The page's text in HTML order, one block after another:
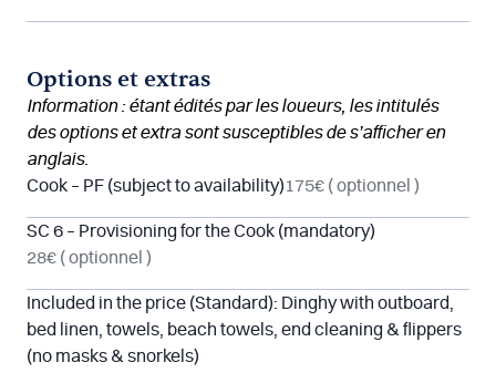
Options et extras
Information : étant édités par les loueurs, les intitulés
des options et extra sont susceptibles de s’afficher en
anglais.
Cook – PF (subject to availability)175€ ( optionnel )
SC 6 – Provisioning for the Cook (mandatory)
28€ ( optionnel )
Included in the price (Standard): Dinghy with outboard,
bed linen, towels, beach towels, end cleaning & flippers
(no masks & snorkels)